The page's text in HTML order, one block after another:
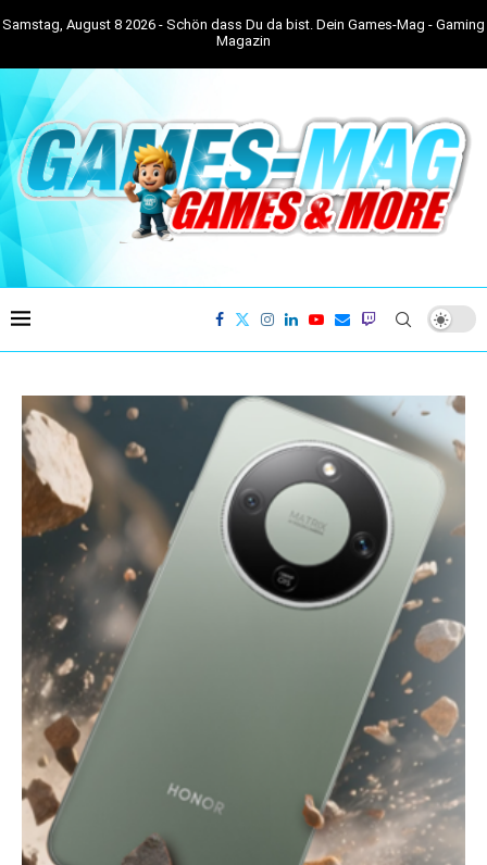
Samstag, August 8 2026 - Schön dass Du da bist. Dein Games-Mag - Gaming
Magazin